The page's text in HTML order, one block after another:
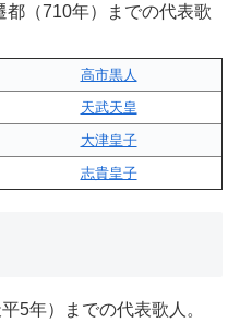
（710年）までの代表歌
高市黒人
天武天皇
大津皇子
志貴皇子
5年）までの代表歌人。